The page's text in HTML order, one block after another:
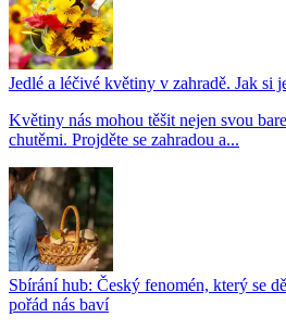
Jedlé a léčivé květiny v zahradě. Jak si
Květiny nás mohou těšit nejen svou
chutěmi. Projděte se zahradou a...
Sbírání hub: Český fenomén, který se
pořád nás baví